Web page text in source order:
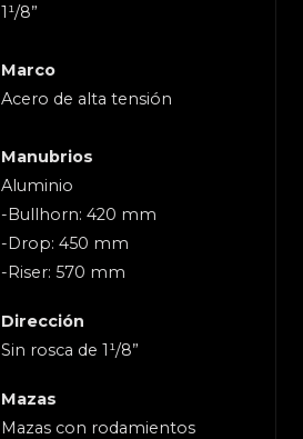
1¹/8”
Marco
Acero de alta tensión
Manubrios
Aluminio
-Bullhorn: 420 mm
-Drop: 450 mm
-Riser: 570 mm
Dirección
Sin rosca de 1¹/8”
Mazas
Mazas con rodamientos